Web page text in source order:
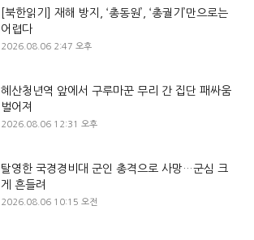
[북한읽기] 재해 방지, ‘총동원’, ‘총궐기’만으로는
어렵다
2026.08.06 2:47 오후
혜산청년역 앞에서 구루마꾼 무리 간 집단 패싸움
벌어져
2026.08.06 12:31 오후
탈영한 국경경비대 군인 총격으로 사망…군심 크
게 흔들려
2026.08.06 10:15 오전